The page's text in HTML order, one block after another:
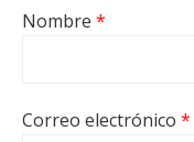
Nombre *
Correo electrónico *